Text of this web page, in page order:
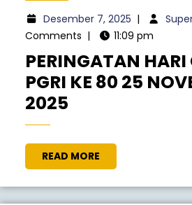
Desember 7, 2025 |
Comments | 11:09 pm
PERINGATAN HARI
PGRI KE 80 25
2025
READ MORE